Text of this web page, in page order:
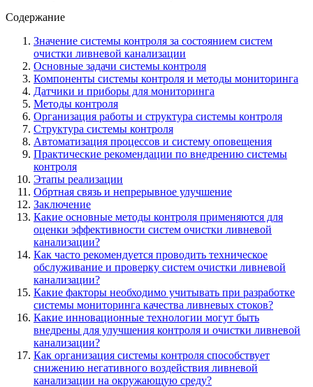
Содержание
Значение системы контроля за состоянием систем
очистки ливневой канализации
Основные задачи системы контроля
Компоненты системы контроля и методы мониторинга
Датчики и приборы для мониторинга
Методы контроля
Организация работы и структура системы контроля
Структура системы контроля
Автоматизация процессов и систему оповещения
Практические рекомендации по внедрению системы
контроля
Этапы реализации
Обртная связь и непрерывное улучшение
Заключение
Какие основные методы контроля применяются для
оценки эффективности систем очистки ливневой
канализации?
Как часто рекомендуется проводить техническое
обслуживание и проверку систем очистки ливневой
канализации?
Какие факторы необходимо учитывать при разработке
системы мониторинга качества ливневых стоков?
Какие инновационные технологии могут быть
внедрены для улучшения контроля и очистки ливневой
канализации?
Как организация системы контроля способствует
снижению негативного воздействия ливневой
канализации на окружающую среду?